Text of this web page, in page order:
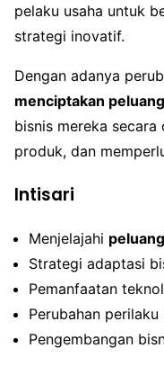
pelaku usaha untuk
strategi inovatif.
Dengan adanya
menciptakan
bisnis mereka
produk, dan
Intisari
Menjelajahi
Strategi adaptasi
Pemanfaatan
Perubahan
Pengembangan